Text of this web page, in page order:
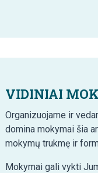
VIDINIAI
Organizuojame ir
domina mokymai šia
mokymų trukmę ir
Mokymai gali vykti